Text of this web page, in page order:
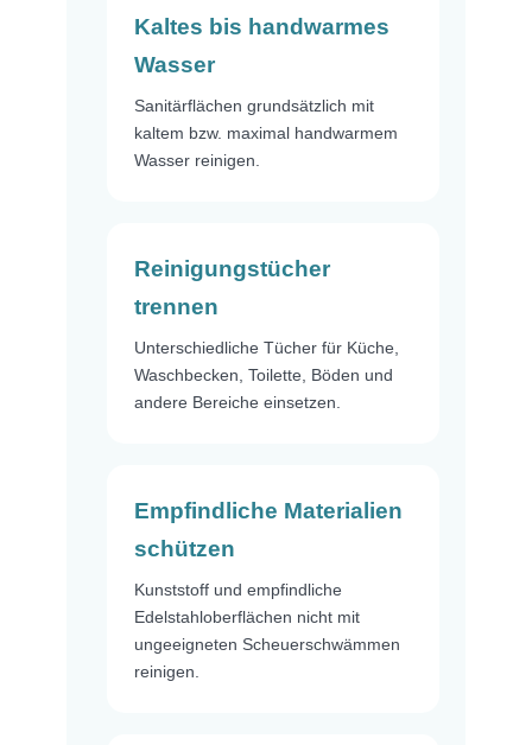
Kaltes bis handwarmes
Wasser
Sanitärflächen grundsätzlich mit
kaltem bzw. maximal handwarmem
Wasser reinigen.
Reinigungstücher
trennen
Unterschiedliche Tücher für Küche,
Waschbecken, Toilette, Böden und
andere Bereiche einsetzen.
Empfindliche Materialien
schützen
Kunststoff und empfindliche
Edelstahloberflächen nicht mit
ungeeigneten Scheuerschwämmen
reinigen.